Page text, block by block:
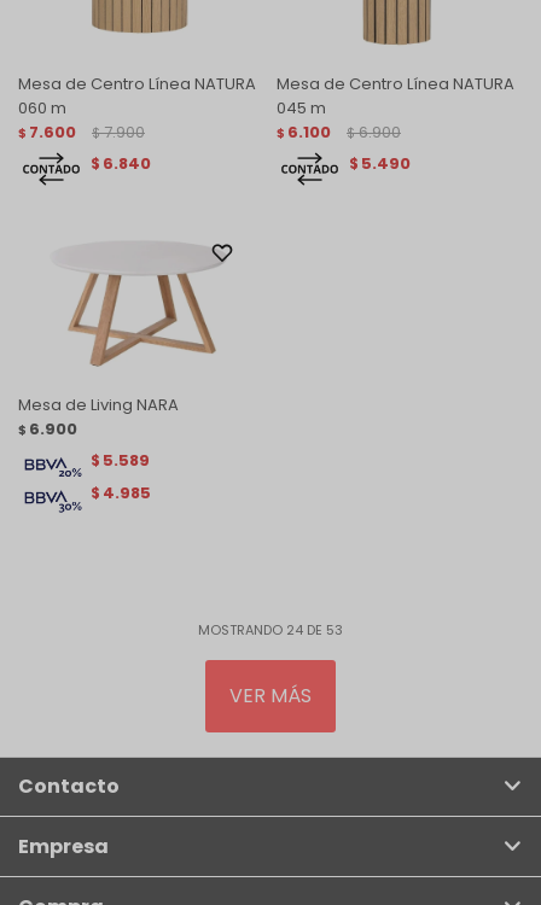
Mesa de Centro Línea NATURA
060 m
$ 7.600 $ 7.900
$ 6.840
Mesa de Centro Línea NATURA
045 m
$ 6.100 $ 6.900
$ 5.490
Mesa de Living NARA
$ 6.900
$ 4.985
$ 5.589
MOSTRANDO 24 DE 53
VER MÁS
Contacto
Empresa